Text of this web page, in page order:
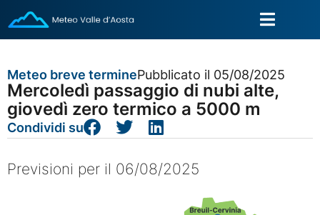
Meteo breve terminePubblicato il 05/08/2025
Mercoledì passaggio di nubi alte,
giovedì zero termico a 5000 m
Condividi su
Previsioni per il 06/08/2025